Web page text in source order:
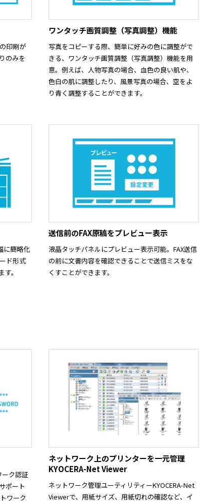
印刷が
のみを
ワンタッチ画質調整（写真調整）機能
写真をコピーする際、簡単に好みの色に調整がで
きる、ワンタッチ画質調整（写真調整）機能を用
意。例えば、人物写真の場合、血色の良い肌や、
色白の肌に調整したり、風景写真の場合、空をよ
り青く調整することができます。
に簡略化
ド形式
。
送信前のFAX原稿をプレビュー表示
液晶タッチパネルにプレビュー表示可能。FAX送信
の前に文書内容を確認できることで送信ミスをな
くすことができます。
ーク認証
ポート
ワーク
ネットワーク上のプリンターを一元管理
KYOCERA-Net Viewer
ネットワーク管理ユーティリティーKYOCERA-Net
Viewerで、用紙サイズ、用紙切れの確認など、イ